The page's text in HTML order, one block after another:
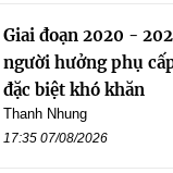
Giai đoạn 2020 -
người hưởng phụ
đặc biệt khó khăn
Thanh Nhung
17:35 07/08/2026